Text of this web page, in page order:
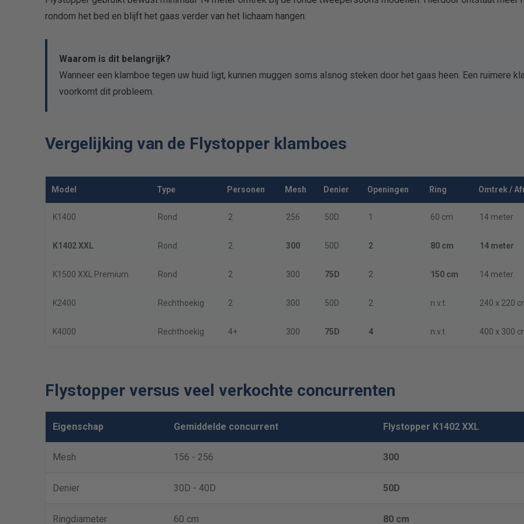
rondom het bed en blijft het gaas verder van het lichaam hangen.
Waarom is dit belangrijk?
Wanneer een klamboe tegen uw huid ligt, kunnen muggen soms alsnog steken door het gaas heen. Een ruimere
voorkomt dit probleem.
Vergelijking van de Flystopper klamboes
Model Type Personen Mesh Denier Openingen Ring Omtrek /
K1400 Rond 2 256 50D 1 60 cm 14 meter
K1402 XXL Rond 2 300 50D 2 80 cm 14 meter
K1500 XXL Premium Rond 2 300 75D 2 150 cm 14 meter
K2400 Rechthoekig 2 300 50D 2 n.v.t. 240 x 220
K4000 Rechthoekig 4+ 300 75D 4 n.v.t. 400 x 300
Flystopper versus veel verkochte concurrenten
Eigenschap Gemiddelde concurrent Flystopper K1402 XXL
Mesh 156 - 256 300
Denier 30D - 40D 50D
Ringdiameter 60 cm 80 cm